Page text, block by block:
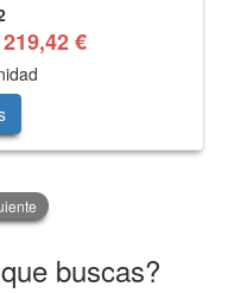
219,42 €
buscas?